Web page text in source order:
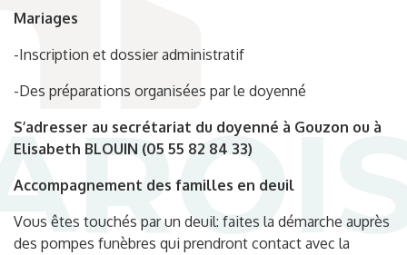
Mariages
-Inscription et dossier administratif
-Des préparations organisées par le doyenné
S’adresser au secrétariat du doyenné à Gouzon ou à
Elisabeth BLOUIN (05 55 82 84 33)
Accompagnement des familles en deuil
Vous êtes touchés par un deuil: faites la démarche auprès
des pompes funèbres qui prendront contact avec la